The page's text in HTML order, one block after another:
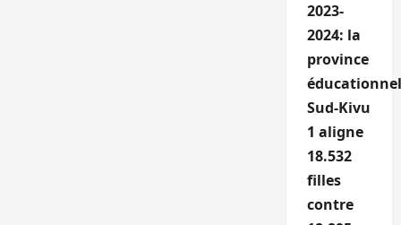
2023-
2024: la
province
Sud-Kivu
1 aligne
18.532
filles
contre